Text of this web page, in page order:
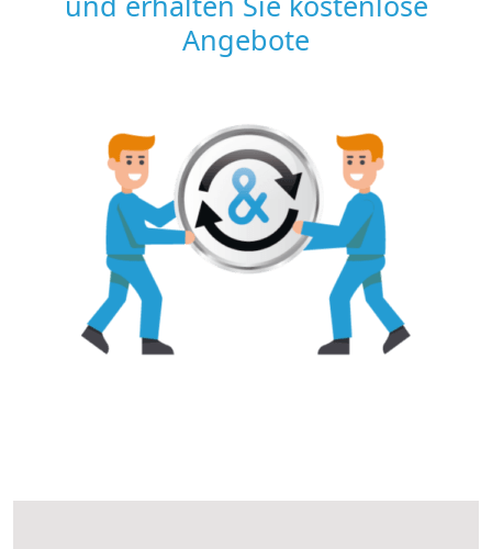
Angebote